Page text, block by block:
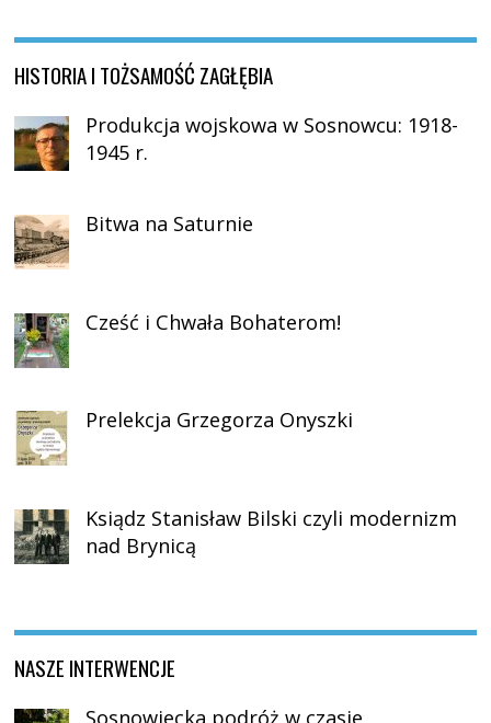
HISTORIA I TOŻSAMOŚĆ ZAGŁĘBIA
Produkcja wojskowa w Sosnowcu: 1918-
1945 r.
Bitwa na Saturnie
Cześć i Chwała Bohaterom!
Prelekcja Grzegorza Onyszki
Ksiądz Stanisław Bilski czyli modernizm
nad Brynicą
NASZE INTERWENCJE
Sosnowiecka podróż w czasie